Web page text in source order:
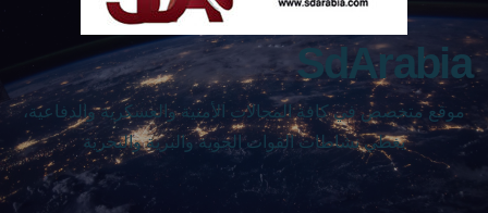
SdArabia
موقع متخصص في كافة المجالات الأمنية والعسكرية والدفاعية،
يغطي نشاطات القوات الجوية والبرية والبحرية